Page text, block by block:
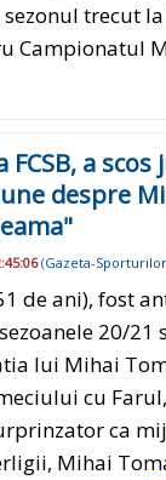
trecut
Campionatul
FCSB, a
despre
(Gazeta-Sporturilor
de ani), fost
20/21
lui Mihai
cu
ca
Mihai